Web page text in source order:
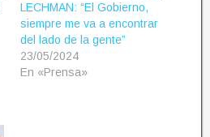
LECHMAN: “El Gobierno,
siempre me va a encontrar
del lado de la gente”
23/05/2024
En «Prensa»